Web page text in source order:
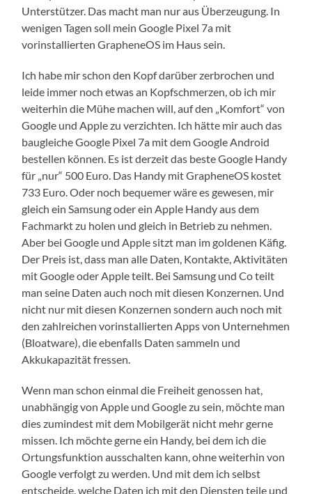
Unterstützer. Das macht man nur aus Überzeugung. In
wenigen Tagen soll mein Google Pixel 7a mit
vorinstallierten GrapheneOS im Haus sein.
Ich habe mir schon den Kopf darüber zerbrochen und
leide immer noch etwas an Kopfschmerzen, ob ich mir
weiterhin die Mühe machen will, auf den „Komfort“ von
Google und Apple zu verzichten. Ich hätte mir auch das
baugleiche Google Pixel 7a mit dem Google Android
bestellen können. Es ist derzeit das beste Google Handy
für „nur“ 500 Euro. Das Handy mit GrapheneOS kostet
733 Euro. Oder noch bequemer wäre es gewesen, mir
gleich ein Samsung oder ein Apple Handy aus dem
Fachmarkt zu holen und gleich in Betrieb zu nehmen.
Aber bei Google und Apple sitzt man im goldenen Käfig.
Der Preis ist, dass man alle Daten, Kontakte, Aktivitäten
mit Google oder Apple teilt. Bei Samsung und Co teilt
man seine Daten auch noch mit diesen Konzernen. Und
nicht nur mit diesen Konzernen sondern auch noch mit
den zahlreichen vorinstallierten Apps von Unternehmen
(Bloatware), die ebenfalls Daten sammeln und
Akkukapazität fressen.
Wenn man schon einmal die Freiheit genossen hat,
unabhängig von Apple und Google zu sein, möchte man
dies zumindest mit dem Mobilgerät nicht mehr gerne
missen. Ich möchte gerne ein Handy, bei dem ich die
Ortungsfunktion ausschalten kann, ohne weiterhin von
Google verfolgt zu werden. Und mit dem ich selbst
entscheide, welche Daten ich mit den Diensten teile und